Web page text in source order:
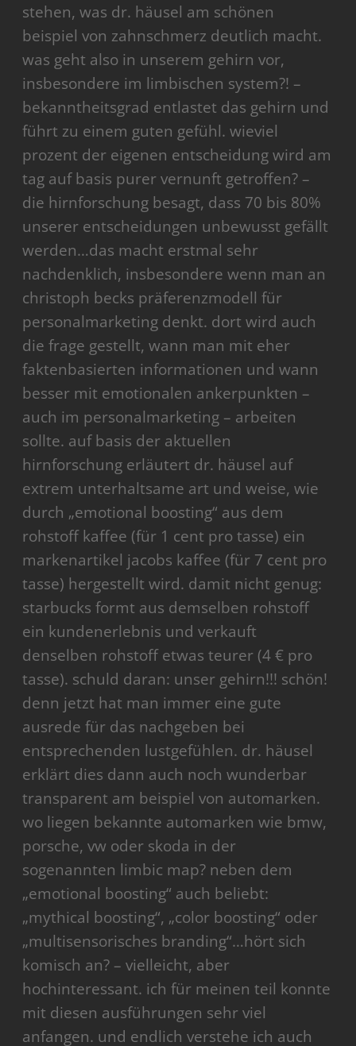
stehen, was dr. häusel am schönen
beispiel von zahnschmerz deutlich macht.
was geht also in unserem gehirn vor,
insbesondere im limbischen system?! –
bekanntheitsgrad entlastet das gehirn und
führt zu einem guten gefühl. wieviel
prozent der eigenen entscheidung wird am
tag auf basis purer vernunft getroffen? –
die hirnforschung besagt, dass 70 bis 80%
unserer entscheidungen unbewusst gefällt
werden…das macht erstmal sehr
nachdenklich, insbesondere wenn man an
christoph becks präferenzmodell für
personalmarketing denkt. dort wird auch
die frage gestellt, wann man mit eher
faktenbasierten informationen und wann
besser mit emotionalen ankerpunkten –
auch im personalmarketing – arbeiten
sollte. auf basis der aktuellen
hirnforschung erläutert dr. häusel auf
extrem unterhaltsame art und weise, wie
durch „emotional boosting“ aus dem
rohstoff kaffee (für 1 cent pro tasse) ein
markenartikel jacobs kaffee (für 7 cent pro
tasse) hergestellt wird. damit nicht genug:
starbucks formt aus demselben rohstoff
ein kundenerlebnis und verkauft
denselben rohstoff etwas teurer (4 € pro
tasse). schuld daran: unser gehirn!!! schön!
denn jetzt hat man immer eine gute
ausrede für das nachgeben bei
entsprechenden lustgefühlen. dr. häusel
erklärt dies dann auch noch wunderbar
transparent am beispiel von automarken.
wo liegen bekannte automarken wie bmw,
porsche, vw oder skoda in der
sogenannten limbic map? neben dem
„emotional boosting“ auch beliebt:
„mythical boosting“, „color boosting“ oder
„multisensorisches branding“…hört sich
komisch an? – vielleicht, aber
hochinteressant. ich für meinen teil konnte
mit diesen ausführungen sehr viel
anfangen. und endlich verstehe ich auch